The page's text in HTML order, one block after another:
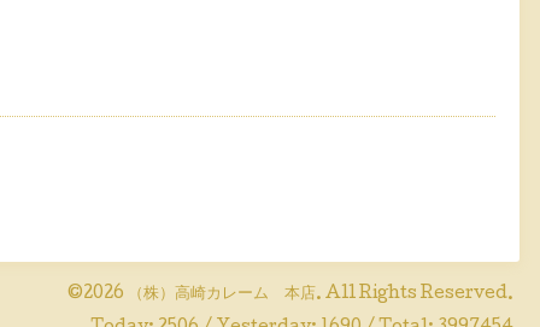
©2026 （株）高崎カレーム 本店. All Rights Reserved.